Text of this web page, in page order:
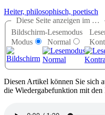
Heiter, philosophisch, poetisch
Diese Seite anzeigen im …
Bildschirm-
Modus
Lesemodus
Normal
Diesen Artikel können Sie sich
die Wiedergabefunktion mit den